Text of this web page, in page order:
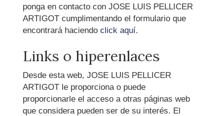
ponga en contacto con JOSE LUIS PELLICER
ARTIGOT cumplimentando el formulario que
encontrará haciendo click aquí.
Links o hiperenlaces
Desde esta web, JOSE LUIS PELLICER
ARTIGOT le proporciona o puede
proporcionarle el acceso a otras páginas web
que considera pueden ser de su interés. El